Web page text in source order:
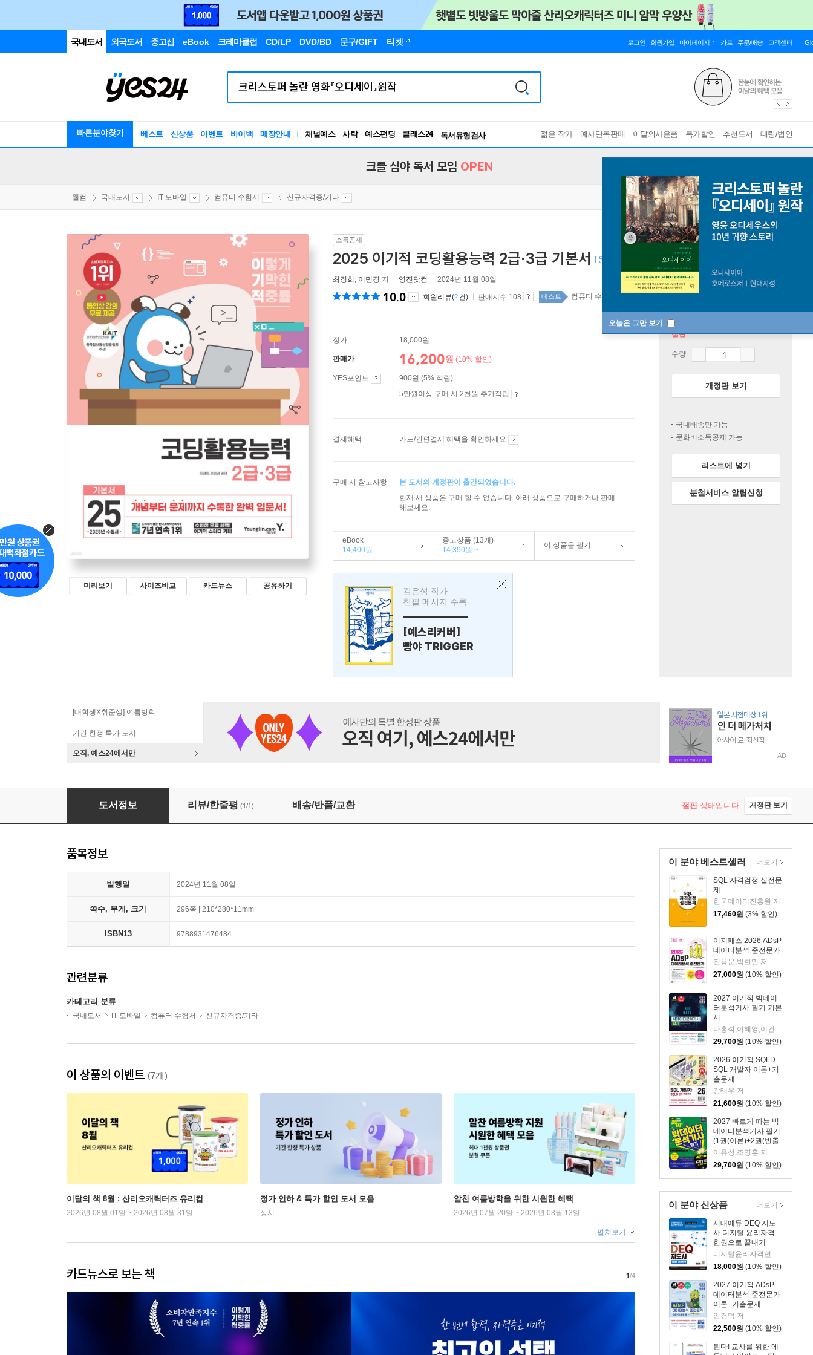
국내도서 외국도서 중고샵 eBook 크레마클럽 CD/LP DVD/BD 문구/GIFT 티켓 로그인 회원가입 마이페이지 카트 주문/배송 고객센터
빠른분야찾기 베스트 신상품 이벤트 바이백 매장안내 채널예스 사락 예스펀딩 클래스24
독서유형검사
RBTI Lab
젊은 작가 예사단독판매 이달의사은품 특가할인 추천도서 대량/법인
오늘은 그만 보기
크클 심야 독서 모임 OPEN
웰컴 국내도서 IT 모바일 컴퓨터 수험서 신규자격증/기타
미리보기 사이즈비교 카드뉴스 공유하기
소득공제
2025 이기적 코딩활용능력 2급·3급 기본서 [ 동영상 강의 무료제공 ]
최경희 , 이민경 저 영진닷컴 2024년 11월 08일
10.0 회원리뷰(2건) 판매지수 108 베스트 컴퓨터 수험서 top100 3주
정가 18,000원
판매가 16,200원 (10% 할인)
YES포인트
900원 (5% 적립)
5만원이상 구매 시 2천원 추가적립
결제혜택 카드/간편결제 혜택을 확인하세요
구매 시 참고사항
본 도서의 개정판이 출간되었습니다.
현재 새 상품은 구매 할 수 없습니다. 아래 상품으로 구매하거나 판매
해보세요.
eBook
14,400원
중고상품 (13개)
14,390원 ~
이 상품을 팔기
김은성 작가
친필 메시지 수록
---------------
[예스리커버]
빵야 TRIGGER
절판
수량
개정판 보기
국내배송만 가능
문화비소득공제 가능
리스트에 넣기
분철서비스 알림신청
[대학생X취준생] 여름방학
기간 한정 특가 도서
오직, 예스24에서만 AD
2025 이기적 코딩활용능력 2급·3급 기본서
도서정보 리뷰/한줄평 (1/1) 배송/반품/교환 절판상태입니다. 개정판 보기
이 분야 베스트셀러
SQL 자격검정 실전문
제
한국데이터진흥원 저
17,460원 (3% 할인)
이지패스 2026 ADsP
데이터분석 준전문가
전용문,박현민 저
27,000원 (10% 할인)
2027 이기적 빅데이
터분석기사 필기 기본
서
나홍석,이혜영,이건길,배원성 저
29,700원 (10% 할인)
2026 이기적 SQLD
SQL 개발자 이론+기
출문제
강태우 저
21,600원 (10% 할인)
2027 빠르게 따는 빅
데이터분석기사 필기
(1권(이론)+2권(빈출
족보+기출&모의고사
+XO빈출) 분권, 웹
CBT(PC/모바일) 제
공, 시험 직전 Live 빠
따 특강)
이유성,조영훈 저
29,700원 (10% 할인)
더보기
이 분야 신상품
시대에듀 DEQ 지도
사 디지털 윤리자격
한권으로 끝내기
디지털윤리자격연구회 저
18,000원 (10% 할인)
2027 이기적 ADsP
데이터분석 준전문가
이론+기출문제
임경덕 저
22,500원 (10% 할인)
된다! 교사를 위한 에
더보기
품목정보
발행일 2024년 11월 08일
쪽수, 무게, 크기 296쪽 | 210*280*11mm
ISBN13 9788931476484
관련분류
카테고리 분류
국내도서 IT 모바일 컴퓨터 수험서 신규자격증/기타
이 상품의 이벤트 (7개)
이달의 책 8월 : 산리오캐릭터즈 유리컵
2026년 08월 01일 ~ 2026년 08월 31일
정가 인하 & 특가 할인 도서 모음
상시
알찬 여름방학을 위한 시원한 혜택
2026년 07월 20일 ~ 2026년 08월 13일
펼쳐보기
카드뉴스로 보는 책 1/4